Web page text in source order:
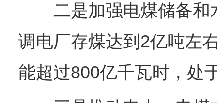
二是加强电煤储备和
调电厂存煤达到2亿吨左
能超过800亿千瓦时，处